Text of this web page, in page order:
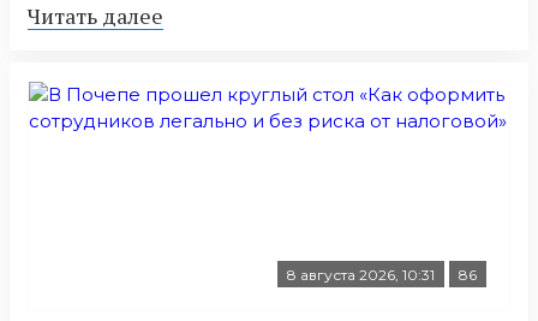
Читать далее
8 августа 2026, 10:31 86